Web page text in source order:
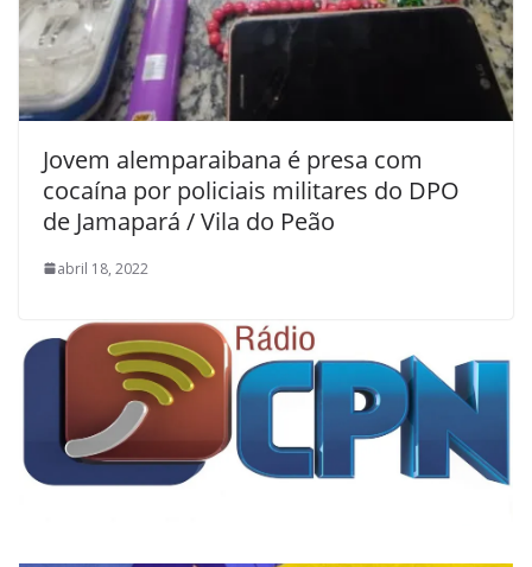
Jovem alemparaibana é presa com
cocaína por policiais militares do DPO
de Jamapará / Vila do Peão
abril 18, 2022